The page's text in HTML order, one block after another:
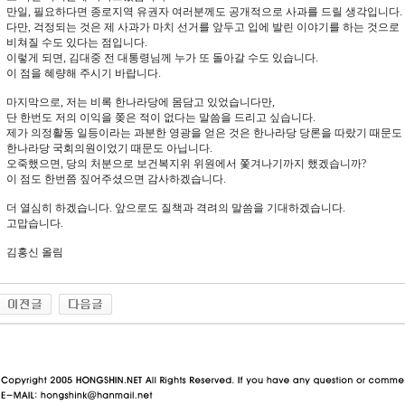
만일, 필요하다면 종로지역 유권자 여러분께도 공개적으로 사과를 드릴 생각입니다.
다만, 걱정되는 것은 제 사과가 마치 선거를 앞두고 입에 발린 이야기를 하는 것으로
비쳐질 수도 있다는 점입니다.
이렇게 되면, 김대중 전 대통령님께 누가 또 돌아갈 수도 있습니다.
이 점을 혜량해 주시기 바랍니다.
마지막으로, 저는 비록 한나라당에 몸담고 있었습니다만,
단 한번도 저의 이익을 쫒은 적이 없다는 말씀을 드리고 싶습니다.
제가 의정활동 일등이라는 과분한 영광을 얻은 것은 한나라당 당론을 따랐기 때문도
한나라당 국회의원이었기 때문도 아닙니다.
오죽했으면, 당의 처분으로 보건복지위 위원에서 쫓겨나기까지 했겠습니까?
이 점도 한번쯤 짚어주셨으면 감사하겠습니다.
더 열심히 하겠습니다. 앞으로도 질책과 격려의 말씀을 기대하겠습니다.
고맙습니다.
김홍신 올림